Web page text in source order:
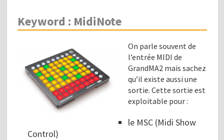
Keyword : MidiNote
On parle souvent de
l’entrée MIDI de
GrandMA2 mais sachez
qu’il existe aussi une
sortie. Cette sortie est
exploitable pour :
le MSC (Midi Show
Control)